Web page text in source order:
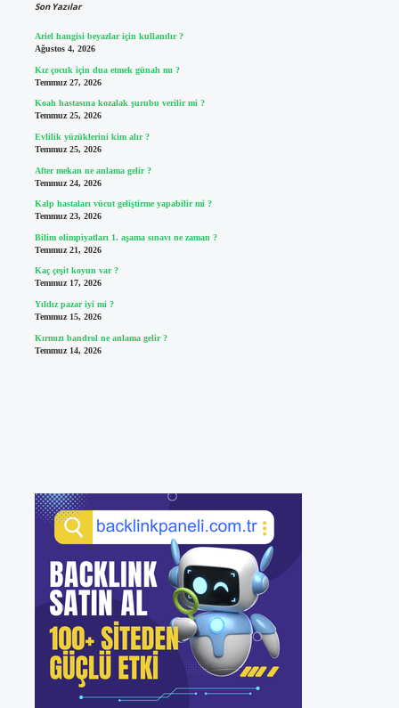
Son Yazılar
Ariel hangisi beyazlar için kullanılır ?
Ağustos 4, 2026
Kız çocuk için dua etmek günah mı ?
Temmuz 27, 2026
Koah hastasına kozalak şurubu verilir mi ?
Temmuz 25, 2026
Evlilik yüzüklerini kim alır ?
Temmuz 25, 2026
After mekan ne anlama gelir ?
Temmuz 24, 2026
Kalp hastaları vücut geliştirme yapabilir mi ?
Temmuz 23, 2026
Bilim olimpiyatları 1. aşama sınavı ne zaman ?
Temmuz 21, 2026
Kaç çeşit koyun var ?
Temmuz 17, 2026
Yıldız pazar iyi mi ?
Temmuz 15, 2026
Kırmızı bandrol ne anlama gelir ?
Temmuz 14, 2026